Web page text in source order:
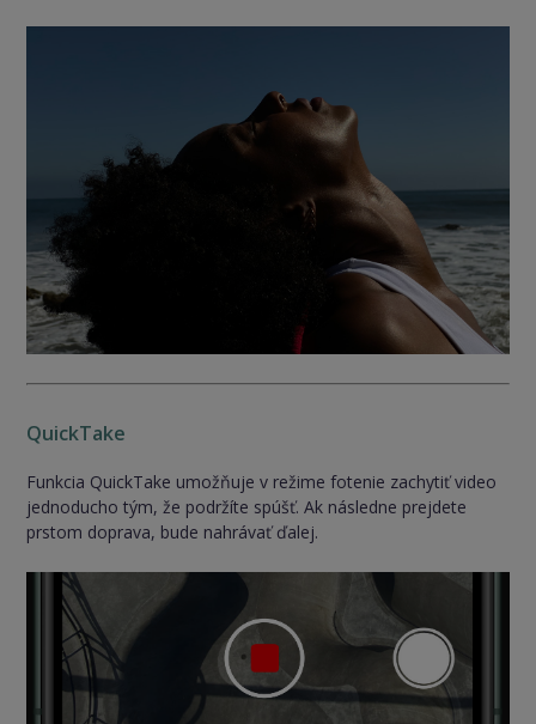
QuickTake
Funkcia QuickTake umožňuje v režime fotenie zachytiť video
jednoducho tým, že podržíte spúšť. Ak následne prejdete
prstom doprava, bude nahrávať ďalej.